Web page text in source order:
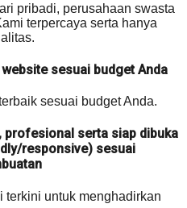
pribadi, perusahaan swasta
terpercaya serta hanya
sesuai budget Anda
sesuai budget Anda.
profesional serta siap dibuka
responsive) sesuai
terkini untuk menghadirkan